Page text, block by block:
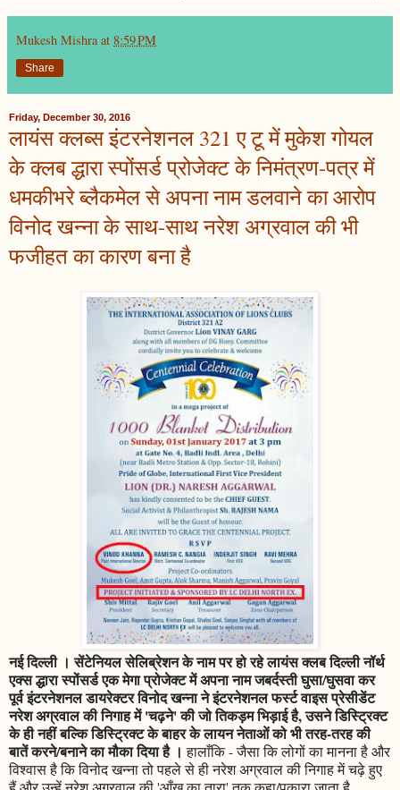
Mukesh Mishra at 8:59 PM
Share
Friday, December 30, 2016
लायंस क्लब्स इंटरनेशनल 321 ए टू में मुकेश गोयल
के क्लब द्धारा स्पोंसर्ड प्रोजेक्ट के निमंत्रण-पत्र में
धमकीभरे ब्लैकमेल से अपना नाम डलवाने का आरोप
विनोद खन्ना के साथ-साथ नरेश अग्रवाल की भी
फजीहत का कारण बना है
नई दिल्ली । सेंटेनियल सेलिब्रेशन के नाम पर हो रहे लायंस क्लब दिल्ली नॉर्थ
एक्स द्धारा स्पोंसर्ड एक मेगा प्रोजेक्ट में अपना नाम जबर्दस्ती घुसा/घुसवा कर
पूर्व इंटरनेशनल डायरेक्टर विनोद खन्ना ने इंटरनेशनल फर्स्ट वाइस प्रेसीडेंट
नरेश अग्रवाल की निगाह में 'चढ़ने' की जो तिकड़म भिड़ाई है, उसने डिस्ट्रिक्ट
के ही नहीं बल्कि डिस्ट्रिक्ट के बाहर के लायन नेताओं को भी तरह-तरह की
बातें करने/बनाने का मौका दिया है ।हालाँकि - जैसा कि लोगों का मानना है और
विश्वास है कि विनोद खन्ना तो पहले से ही नरेश अग्रवाल की निगाह में चढ़े हुए